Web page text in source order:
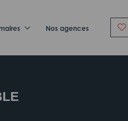
Nos agences